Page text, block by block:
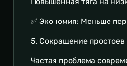
Повышенная тяга на
✅ Экономия: Меньше
5. Сокращение простоев
Частая проблема